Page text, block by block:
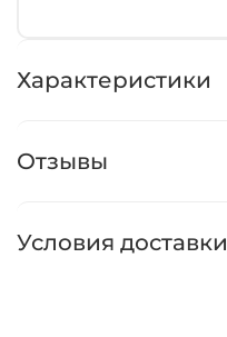
Характеристики
Отзывы
Условия доставки